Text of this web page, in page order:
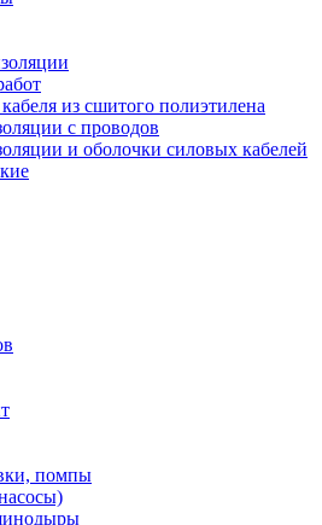
из сшитого полиэтилена
с проводов
и оболочки силовых кабелей
помпы